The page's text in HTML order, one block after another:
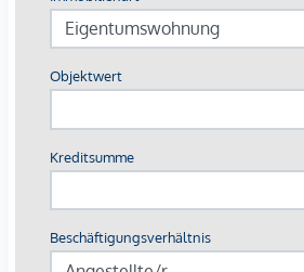
von € 42.500,-dazu erworben
dem zu vermittelnden Dritten ein
Der Vermittler ist als Doppelmakler
*Der Vertrag kommt nicht mit der
GmbH zustande. Das Objekt wird